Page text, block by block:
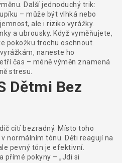
Další jednoduchý trik:
– může být vlhká nebo
ale i riziko vyrážky.
a ubrousky. Když vyměňujete,
pokožku trochu oschnout.
naneste ho
čas – méně výměn znamená
stresu.
Dětmi Bez
cítí bezradný. Místo toho
normálním tónu. Děti reagují na
pevný tón je efektivní.
přímé pokyny – „Jdi si